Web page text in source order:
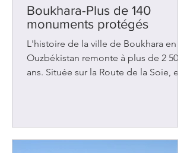
Boukhara-Plus de 140
monuments protégés
L'histoire de la ville de Boukhara en
Ouzbékistan remonte à plus de 2 500
ans. Située sur la Route de la Soie, elle
plusieurs reprises. Les rois de Perse
l'ont envahie au 6e siècle av. J.-C. Deux